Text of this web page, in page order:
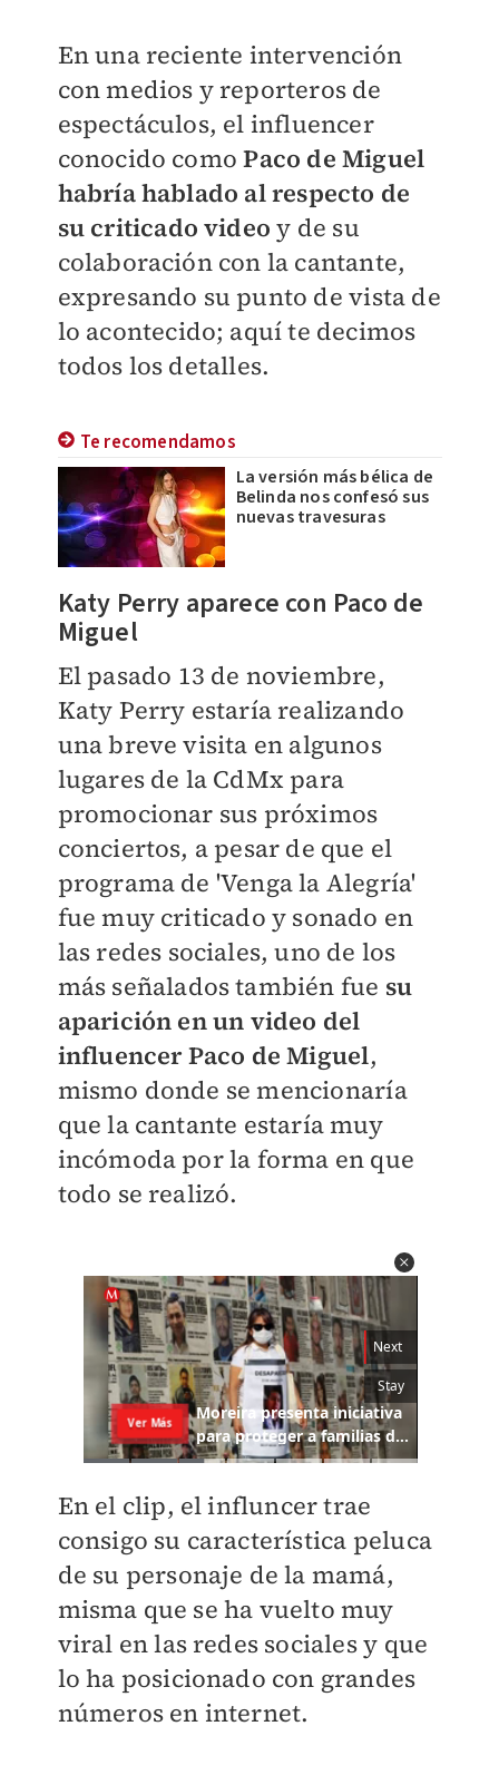
En una reciente intervención
con medios y reporteros de
espectáculos, el influencer
conocido comoPaco de Miguel
habría hablado al respecto de
su criticado video y de su
colaboración con la cantante,
expresando su punto de vista de
lo acontecido; aquí te decimos
todos los detalles.
Te recomendamos
La versión más bélica de
Belinda nos confesó sus
nuevas travesuras
Katy Perry aparece con Paco de
Miguel
El pasado 13 de noviembre,
Katy Perry estaría realizando
una breve visita en algunos
lugares de la CdMx para
promocionar sus próximos
conciertos, a pesar de que el
programa de 'Venga la Alegría'
fue muy criticado y sonado en
las redes sociales, uno de los
más señalados también fue su
aparición en un video del
influencer Paco de Miguel,
mismo donde se mencionaría
que la cantante estaría muy
incómoda por la forma en que
todo se realizó.
En el clip, el influncer trae
consigo su característica peluca
de su personaje de la mamá,
misma que se ha vuelto muy
viral en las redes sociales y que
lo ha posicionado con grandes
números en internet.